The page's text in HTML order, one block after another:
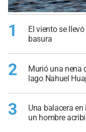
1
El viento se
basura
2
Murió una nena
lago Nahuel
3
Una balacera
un hombre